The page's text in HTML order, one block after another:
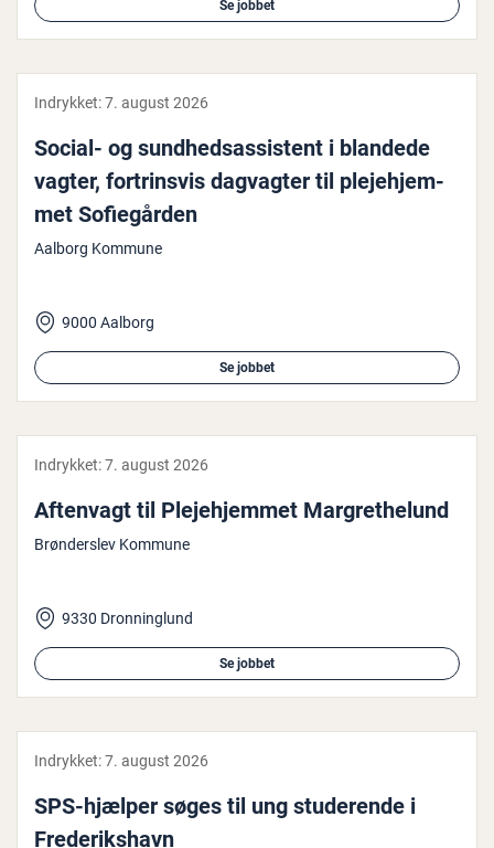
Se jobbet
Indrykket:7. august 2026
Social- og sund­heds­as­si­stent i blandede
vagter, for­trins­vis dagvagter til ple­je­hjem­
met So­fie­går­den
Aalborg Kommune
9000 Aalborg
Se jobbet
Indrykket:7. august 2026
Aftenvagt til Ple­je­hjem­met Mar­gret­he­lund
Brønderslev Kommune
9330 Dronninglund
Se jobbet
Indrykket:7. august 2026
SPS-hjælper søges til ung stu­de­ren­de i
Fre­de­riks­havn